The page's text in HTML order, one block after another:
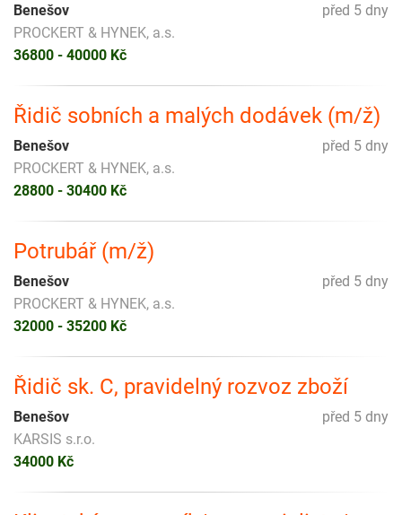
před 5 dny
Benešov
PROCKERT & HYNEK, a.s.
36800 - 40000 Kč
Řidič sobních a malých dodávek (m/ž)
před 5 dny
Benešov
PROCKERT & HYNEK, a.s.
28800 - 30400 Kč
Potrubář (m/ž)
před 5 dny
Benešov
PROCKERT & HYNEK, a.s.
32000 - 35200 Kč
Řidič sk. C, pravidelný rozvoz zboží
před 5 dny
Benešov
KARSIS s.r.o.
34000 Kč